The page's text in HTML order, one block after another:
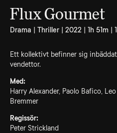
Flux Gourmet
Drama | Thriller | 2022 | 1h 51m |
Ett kollektivt befinner sig
vendettor.
Med:
Harry Alexander, Paolo Bafico,
Bremmer
Regissör:
Peter Strickland